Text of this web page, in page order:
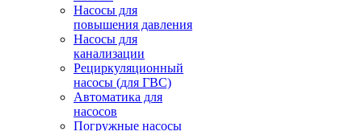
Насосы для
повышения давления
Насосы для
канализации
Рециркуляционный
насосы (для ГВС)
Автоматика для
насосов
Погружные насосы